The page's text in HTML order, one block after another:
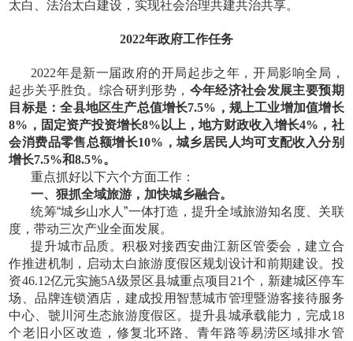
太白、法治太白建设，实现社会治理共建共治共享。
2022年政府工作任务
2022年是新一届政府的开局起步之年，开局影响全局，
起步关乎胜负。综合研判形势， 今年经济社会发展主要预期
目标是：全县地区生产总值增长7.5%，规上工业增加值增长
8%，固定资产投资增长8%以上，地方财政收入增长4%，社
会消费品零售总额增长10%，城乡居民人均可支配收入分别
增长7.5%和8.5%。
重点抓好以下六个方面工作：
一、狠抓全域旅游，加快城乡融合。
统筹“城乡山水人”一体打造，提升全域旅游知名度、关联
度，带动三次产业全面发展。
提升城市品质。积极对接西安曲江新区管委会，建立合
作推进机制，启动太白旅游度假区规划设计和前期建设。投
资46.12亿元实施5A级景区县城重点项目21个，新建城区停车
场、品牌连锁酒店，建成投用智慧城市管理暨游客接待服务
中心、虢川河生态旅游度假区。提升县城承载能力，完成18
个老旧小区改造，修复北环路、青年路等易涝区域排水管